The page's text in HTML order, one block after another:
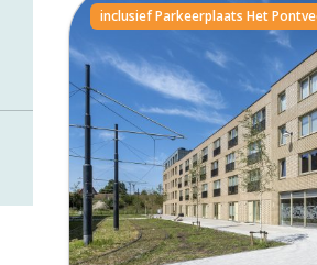
inclusief Parkeerplaats Het